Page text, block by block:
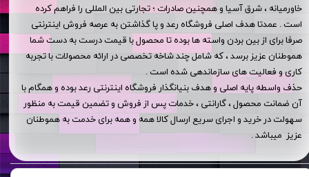
خاورمیانه ، شرق آسیا و همچنین صادرات ؛ تجارتی بین المللی را فراهم کرده
است . عمدتا هدف اصلی فروشگاه رعد و پا گذاشتن به عرصه فروش اینترنتی
صرفا برای از بین بردن واسته ها بوده تا محصول با قیمت درست به دست شما
هموطنان عزیز برسد ، که شامل چند شاخه تخصصی در ارائه محصولات با تجربه
کاری و فعالیت های سازماندهی شده است .
حذف واسطه پایه اصلی و هدف بنیانگذار فروشگاه اینترنتی رعد بوده و همگام با
آن ضمانت محصول ، گارانتی ، خدمات پس از فروش و تضمین قیمت به منظور
سهولت در خرید و اجرای سریع ارسال کالا همه و همه برای خدمت به هموطنان
عزیز میباشد .